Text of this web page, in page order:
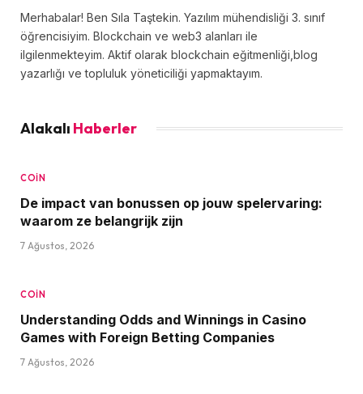
Merhabalar! Ben Sıla Taştekin. Yazılım mühendisliği 3. sınıf
öğrencisiyim. Blockchain ve web3 alanları ile
ilgilenmekteyim. Aktif olarak blockchain eğitmenliği,blog
yazarlığı ve topluluk yöneticiliği yapmaktayım.
Alakalı Haberler
COIN
De impact van bonussen op jouw spelervaring:
waarom ze belangrijk zijn
7 Ağustos, 2026
COIN
Understanding Odds and Winnings in Casino
Games with Foreign Betting Companies
7 Ağustos, 2026